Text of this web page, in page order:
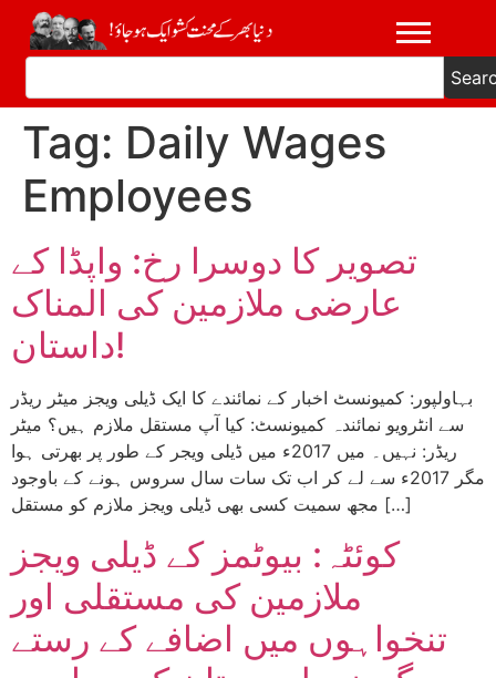
Tag: Daily Wages
Employees
تصویر کا دوسرا رخ: واپڈا کے
عارضی ملازمین کی المناک
داستان!
بہاولپور: کمیونسٹ اخبار کے نمائندے کا ایک ڈیلی ویجز میٹر ریڈر
سے انٹرویو نمائندہ کمیونسٹ: کیا آپ مستقل ملازم ہیں؟ میٹر
ریڈر: نہیں۔ میں 2017ء میں ڈیلی ویجر کے طور پر بھرتی ہوا
مگر 2017ء سے لے کر اب تک سات سال سروس ہونے کے باوجود
مجھ سمیت کسی بھی ڈیلی ویجز ملازم کو مستقل […]
کوئٹہ: بیوٹمز کے ڈیلی ویجز
ملازمین کی مستقلی اور
تنخواہوں میں اضافے کے رستے